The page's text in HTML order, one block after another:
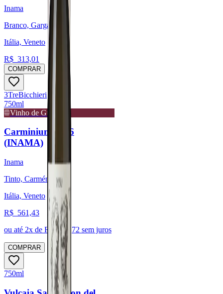
Inama
Branco, Garganega
Itália, Veneto
R$ 313,01
COMPRAR
3TreBicchieri
750ml
Vinho de Guarda
Carminium 2016
(INAMA)
Inama
Tinto, Carménère
Itália, Veneto
R$ 561,43
ou até 2x de R$ 280,72 sem juros
COMPRAR
750ml